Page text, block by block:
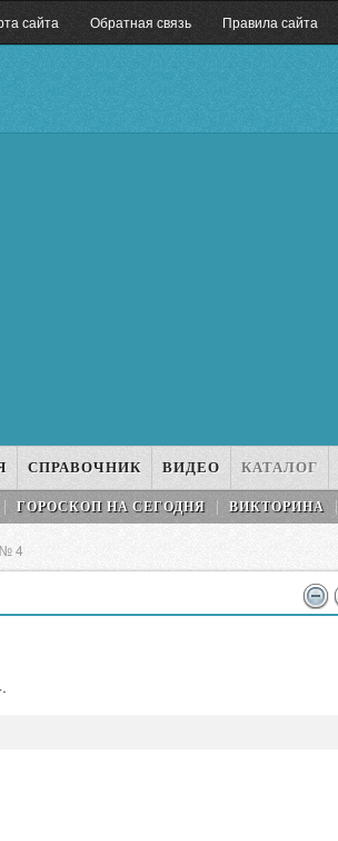
сайта Обратная связь Правила сайта
СПРАВОЧНИК ВИДЕО КАТАЛОГ
ГОРОСКОП НA СEГОДНЯ ВИКТОРИНА
4